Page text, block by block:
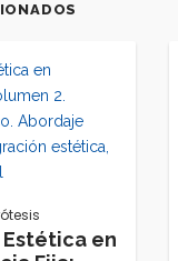
en